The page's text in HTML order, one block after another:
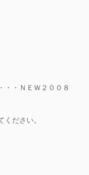
・・ＮＥＷ２００８
ださい。